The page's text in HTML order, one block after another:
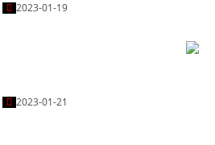
2023-01-19
2023-01-21